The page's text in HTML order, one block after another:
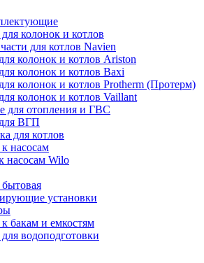
колонок и котлов
для котлов Navien
колонок и котлов Ariston
колонок и котлов Baxi
колонок и котлов Protherm (Протерм)
колонок и котлов Vaillant
для отопления и ГВС
ВГП
для котлов
насосам
насосам Wilo
установки
бакам и емкостям
водоподготовки